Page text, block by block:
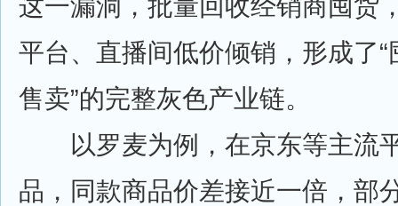
平台、直播间低价倾销，形成
售卖”的完整灰色产业链。
以罗麦为例，在京东等主流
品，同款商品价差接近一倍，部